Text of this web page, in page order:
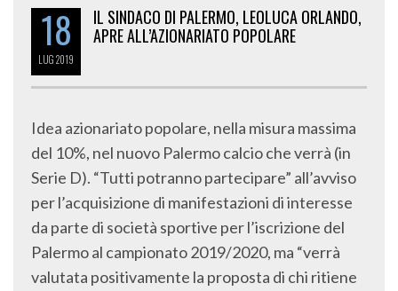
18
LUG2019
IL SINDACO DI PALERMO, LEOLUCA ORLANDO,
APRE ALL’AZIONARIATO POPOLARE
Idea azionariato popolare, nella misura massima
del 10%, nel nuovo Palermo calcio che verrà (in
Serie D). “Tutti potranno partecipare” all’avviso
per l’acquisizione di manifestazioni di interesse
da parte di società sportive per l’iscrizione del
Palermo al campionato 2019/2020, ma “verrà
valutata positivamente la proposta di chi ritiene